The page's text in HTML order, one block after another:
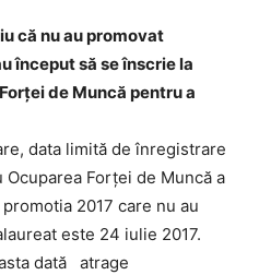
că nu au promovat
început să se înscrie la
de Muncă pentru a
data limită de înregistrare
Forţei de Muncă a
2017 care nu au
este 24 iulie 2017.
dată atrage